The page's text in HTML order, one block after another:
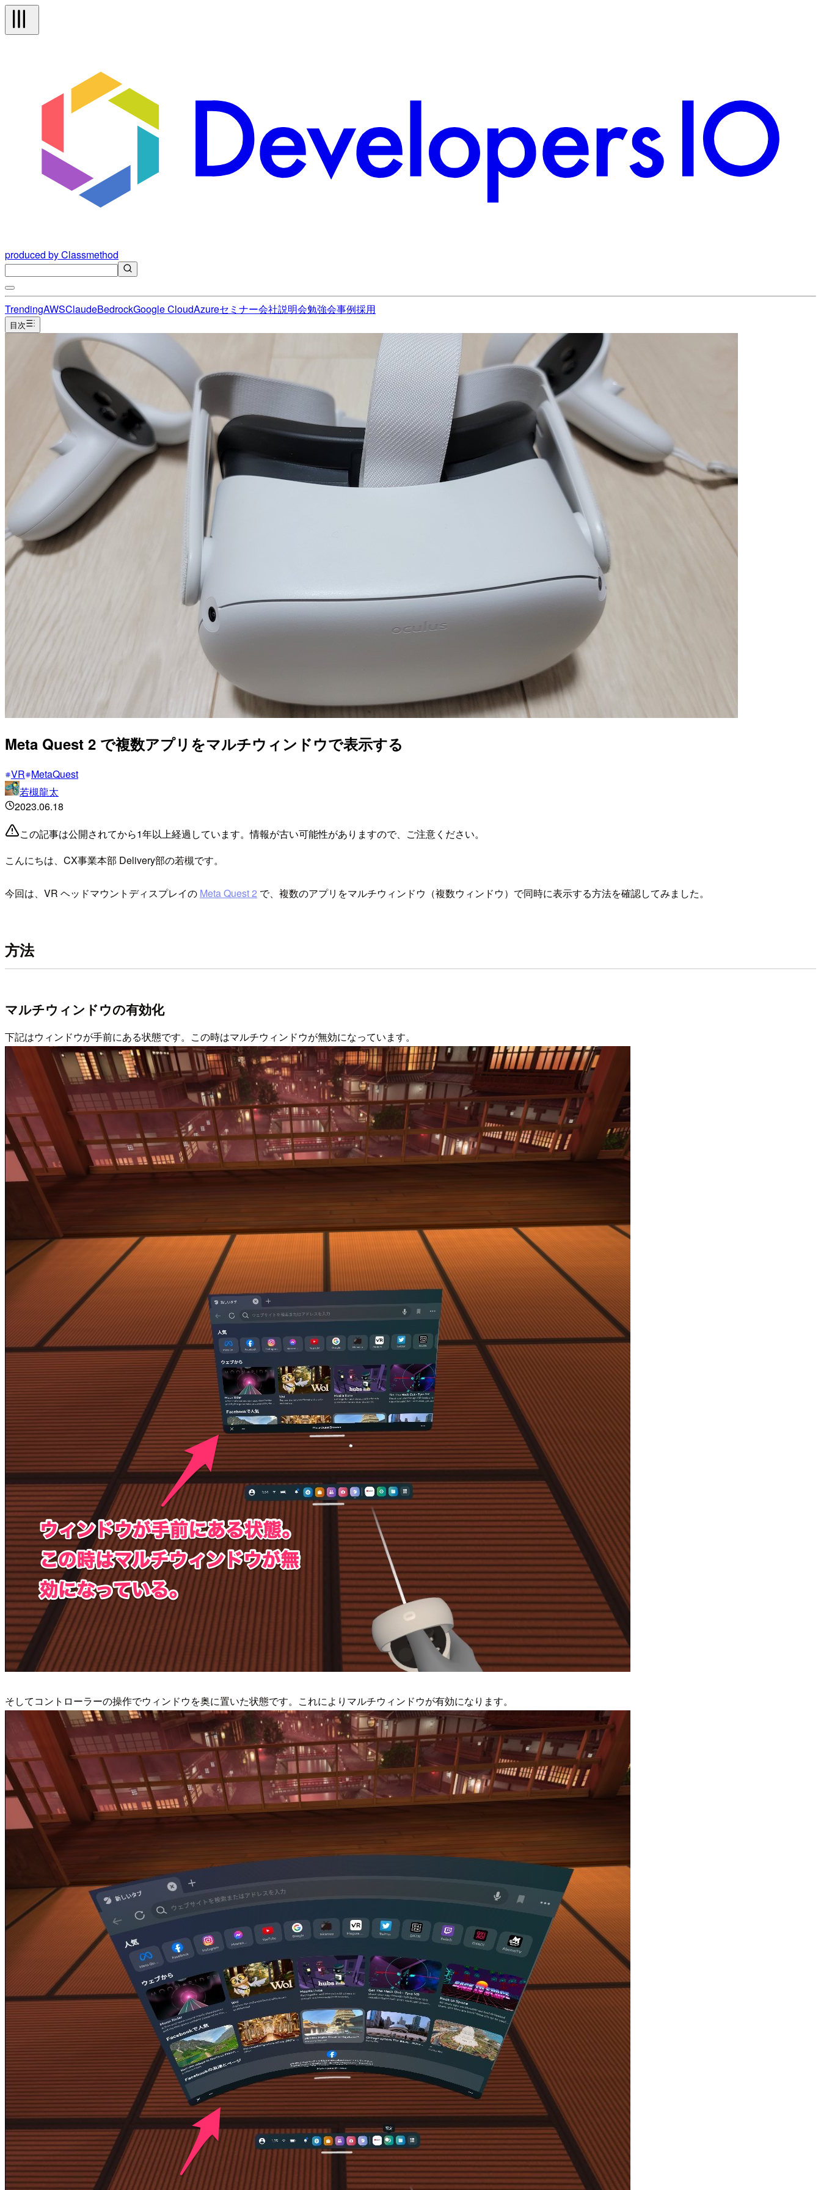
produced by Classmethod
TrendingAWSClaudeBedrockGoogle CloudAzureセミナー会社説明会勉強会事例採用
目次
Meta Quest 2 で複数アプリをマルチウィンドウで表示する
VR MetaQuest
若槻龍太
2023.06.18
この記事は公開されてから1年以上経過しています。情報が古い可能性がありますので、ご注意ください。
こんにちは、CX事業本部 Delivery部の若槻です。
今回は、VR ヘッドマウントディスプレイの Meta Quest 2 で、複数のアプリをマルチウィンドウ（複数ウィンドウ）で同時に表示する方法を確認してみました。
方法
マルチウィンドウの有効化
下記はウィンドウが手前にある状態です。この時はマルチウィンドウが無効になっています。
そしてコントローラーの操作でウィンドウを奥に置いた状態です。これによりマルチウィンドウが有効になります。